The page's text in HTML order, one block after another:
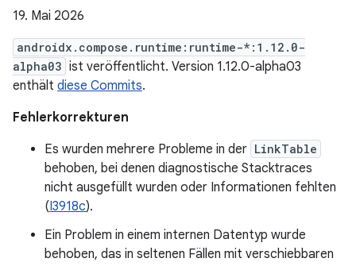
19. Mai 2026
androidx.compose.runtime:runtime-*:1.12.0-
alpha03 ist veröffentlicht. Version 1.12.0-alpha03
enthält diese Commits.
Fehlerkorrekturen
Es wurden mehrere Probleme in der LinkTable
behoben, bei denen diagnostische Stacktraces
nicht ausgefüllt wurden oder Informationen fehlten
(I3918c).
Ein Problem in einem internen Datentyp wurde
behoben, das in seltenen Fällen mit verschiebbaren